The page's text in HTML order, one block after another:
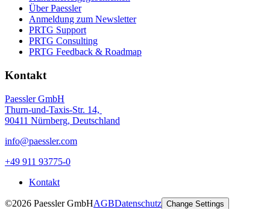
Über Paessler
Anmeldung zum Newsletter
PRTG Support
PRTG Consulting
PRTG Feedback & Roadmap
Kontakt
Paessler GmbH
Thurn-und-Taxis-Str. 14,
90411 Nürnberg, Deutschland
info@paessler.com
+49 911 93775-0
Kontakt
©2026 Paessler GmbHAGBDatenschutz Change Settings